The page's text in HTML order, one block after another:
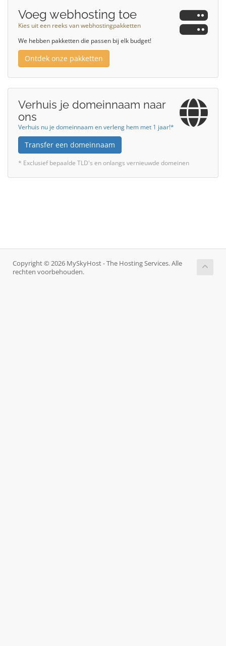
Voeg webhosting toe
Kies uit een reeks van webhostingpakketten
We hebben pakketten die passen bij elk budget!
Ontdek onze pakketten
Verhuis je domeinnaam naar
ons
Verhuis nu je domeinnaam en verleng hem met 1 jaar!*
Transfer een domeinnaam
* Exclusief bepaalde TLD's en onlangs vernieuwde domeinen
Copyright © 2026 MySkyHost - The Hosting Services. Alle
rechten voorbehouden.